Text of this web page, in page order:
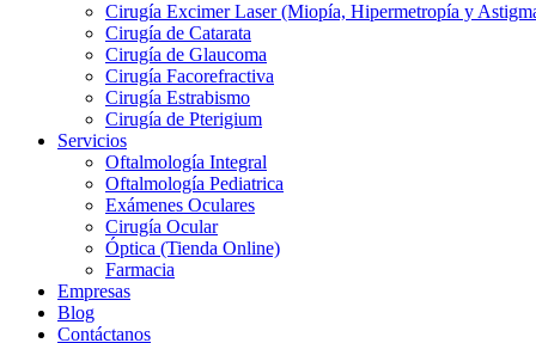
Cirugía Excimer Laser (Miopía, Hipermetropía y
Cirugía de Catarata
Cirugía de Glaucoma
Cirugía Facorefractiva
Cirugía Estrabismo
Cirugía de Pterigium
Servicios
Oftalmología Integral
Oftalmología Pediatrica
Exámenes Oculares
Cirugía Ocular
Óptica (Tienda Online)
Farmacia
Empresas
Blog
Contáctanos